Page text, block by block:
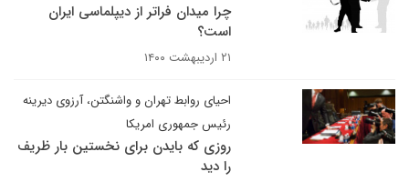
چرا میدان فراتر از دیپلماسی ایران
است؟
۲۱ اردیبهشت ۱۴۰۰
احیای روابط تهران و واشنگتن، آرزوی دیرینه
رئیس جمهوری امریکا
روزی که بایدن برای نخستین بار ظریف
را دید